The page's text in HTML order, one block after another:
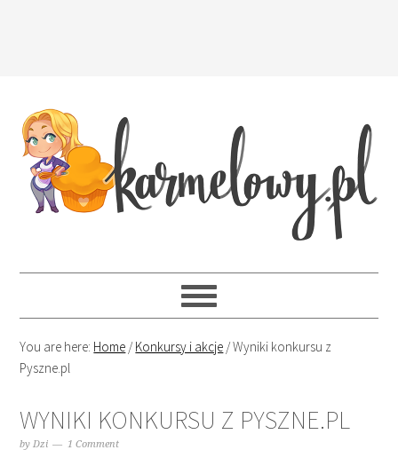
You are here: Home /Konkursy i akcje /Wyniki konkursu z
Pyszne.pl
WYNIKI KONKURSU Z PYSZNE.PL
byDzi 1 Comment